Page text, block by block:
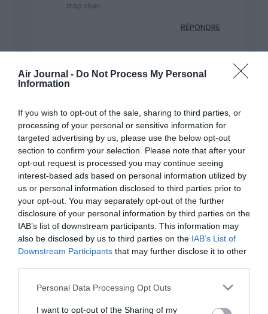
Air Journal - Do Not Process My Personal
Information
If you wish to opt-out of the sale, sharing to third parties, or
processing of your personal or sensitive information for
targeted advertising by us, please use the below opt-out
section to confirm your selection. Please note that after your
opt-out request is processed you may continue seeing
interest-based ads based on personal information utilized by
us or personal information disclosed to third parties prior to
your opt-out. You may separately opt-out of the further
disclosure of your personal information by third parties on the
IAB’s list of downstream participants. This information may
also be disclosed by us to third parties on the IAB’s List of
Downstream Participants that may further disclose it to other
Personal Data Processing Opt Outs
I want to opt-out of the Sharing of my
trop cher.
RÉPONDRE
Shôguna
12 août 2016 -
question de renoncer purement
et simplement aux 777. Mais rien
n’oblige au bout du compte le
leader des compagnies du Golfe
à se limiter à deux modèles
d’avion. Emirates peut très bien
choisir de diversifier sa flotte.
Trois types de familles
d’aéronefs long courrier pour
une compagnie de cette
dimension, ce n’est pas
extravagant.
Tim Clark lui-même qui a évoqué
2015, évoquant la possibilité